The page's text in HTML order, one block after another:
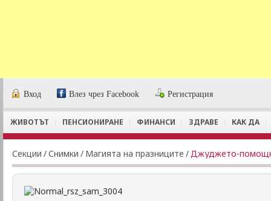
Вход Влез чрез Facebook Регистрация
ЖИВОТЪТ ПЕНСИОНИРАНЕ ФИНАНСИ ЗДРАВЕ КАК ДА
Секции /Снимки / Магията на празниците /Джуджето-